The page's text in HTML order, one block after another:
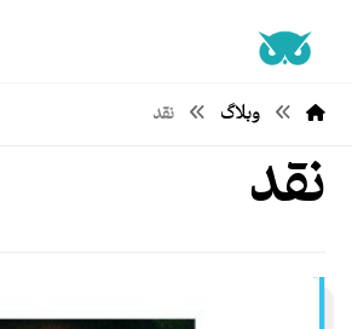
وبلاگ نقد
نقد